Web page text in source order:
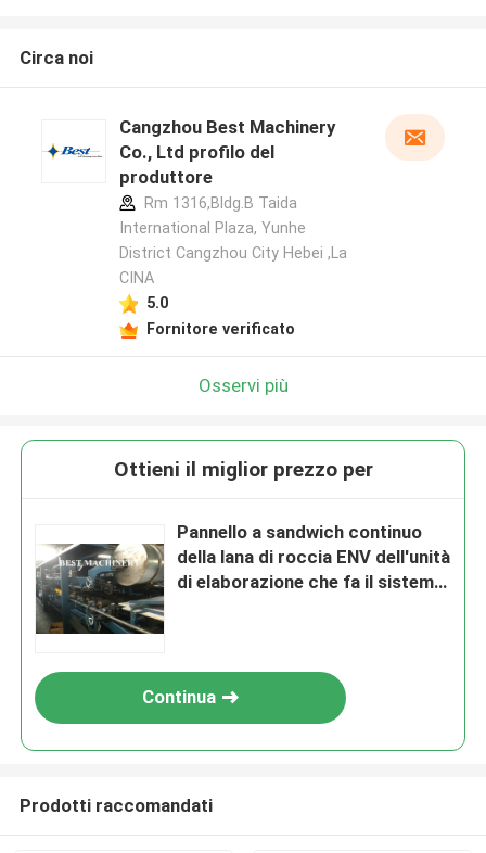
Circa noi
Cangzhou Best Machinery
Co., Ltd profilo del
produttore
Rm 1316,Bldg.B Taida
International Plaza, Yunhe
District Cangzhou City Hebei ,La
CINA
5.0
Fornitore verificato
Osservi più
Ottieni il miglior prezzo per
Pannello a sandwich continuo
della lana di roccia ENV dell'unità
di elaborazione che fa il sistema
Continua
Prodotti raccomandati